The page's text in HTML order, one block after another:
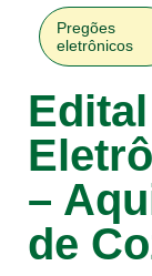
Pregões
eletrônicos
–
de